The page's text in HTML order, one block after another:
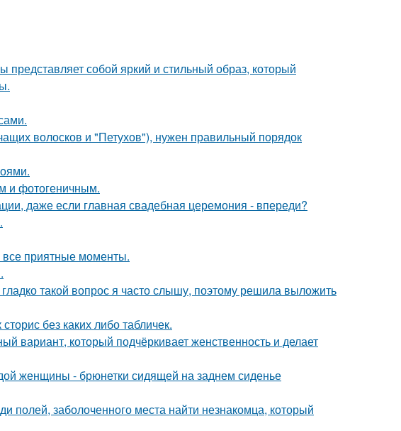
собой яркий и стильный образ, который
волосков и "Петухов"), нужен правильный порядок
и фотогеничным.
даже если главная свадебная церемония - впереди?
приятные моменты.
такой вопрос я часто слышу, поэтому решила выложить
без каких либо табличек.
вариант, который подчёркивает женственность и делает
женщины - брюнетки сидящей на заднем сиденье
полей, заболоченного места найти незнакомца, который